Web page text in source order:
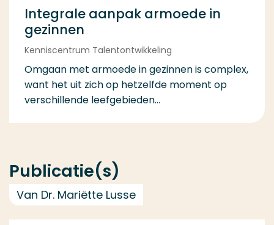
Integrale aanpak armoede in
gezinnen
Kenniscentrum Talentontwikkeling
Omgaan met armoede in gezinnen is complex,
want het uit zich op hetzelfde moment op
verschillende leefgebieden...
Publicatie(s)
Van Dr. Mariëtte Lusse